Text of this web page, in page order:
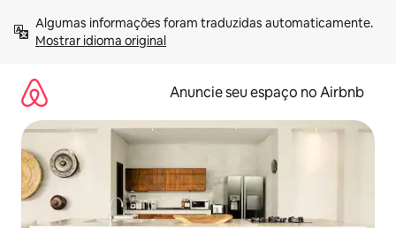
para
Mostrar idioma original
Anuncie seu espaço no Airbnb